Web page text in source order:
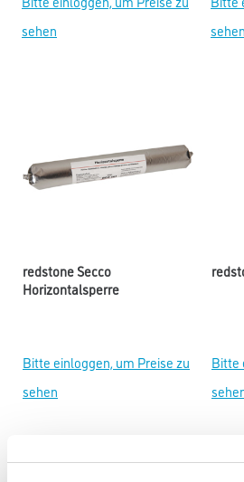
sehen
sehen
redstone Secco
Horizontalsperre
Bitte einloggen, um Preise zu
sehen
Bitte